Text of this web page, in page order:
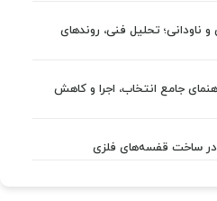
ناودانی؛ تحلیل فنی، روندهای
جامع انتخاب، اجرا و کاهش
در ساخت قفسه‌های فلزی